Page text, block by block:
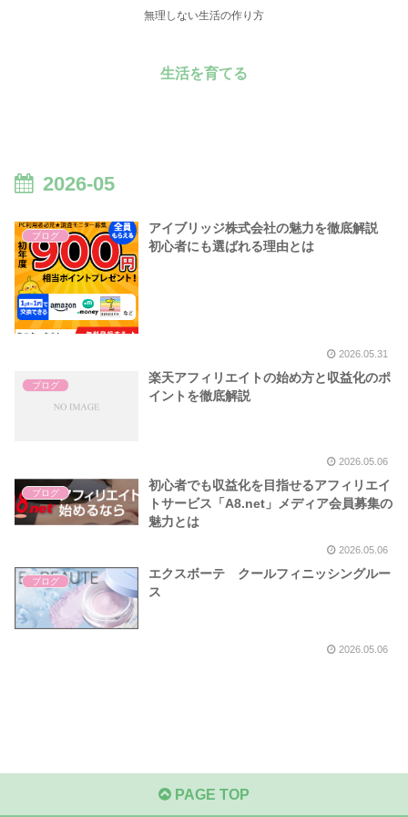
無理しない生活の作り方
生活を育てる
2026-05
ブログ
アイブリッジ株式会社の魅力を徹底解説
初心者にも選ばれる理由とは
2026.05.31
ブログ
楽天アフィリエイトの始め方と収益化のポ
イントを徹底解説
2026.05.06
ブログ
初心者でも収益化を目指せるアフィリエイ
トサービス「A8.net」メディア会員募集の
魅力とは
2026.05.06
ブログ
エクスボーテ クールフィニッシングルー
ス
2026.05.06
PAGE TOP